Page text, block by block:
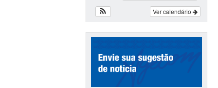
Ver calendário